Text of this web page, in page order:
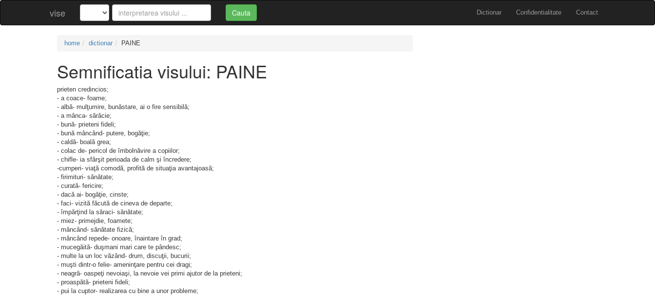
vise Dictionar Confidentialitate Contact
Cauta
home dictionar PAINE
Semnificatia visului: PAINE
prieten credincios;
- a coace- foame;
- albă- mulţumire, bunăstare, ai o fire sensibilă;
- a mânca- sărăcie;
- bună- prieteni fideli;
- bună mâncând- putere, bogăţie;
- caldă- boală grea;
- colac de- pericol de îmbolnăvire a copiilor;
- chifle- ia sfârşit perioada de calm şi încredere;
-cumperi- viaţă comodă, profită de situaţia avantajoasă;
- firimituri- sănătate;
- curată- fericire;
- dacă ai- bogăţie, cinste;
- faci- vizită făcută de cineva de departe;
- împărţind la săraci- sănătate;
- miez- primejdie, foamete;
- mâncând- sănătate fizică;
- mâncând repede- onoare, înaintare în grad;
- mucegăită- duşmani mari care te pândesc;
- multe la un loc văzând- drum, discuţii, bucurii;
- muşti dintr-o felie- ameninţare pentru cei dragi;
- neagră- oaspeţi nevoiaşi, la nevoie vei primi ajutor de la prieteni;
- proaspătă- prieteni fideli;
- pui la cuptor- realizarea cu bine a unor probleme;